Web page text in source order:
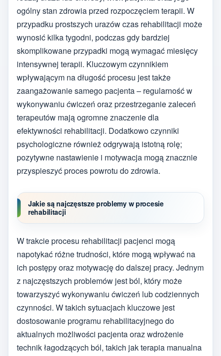
ogólny stan zdrowia przed rozpoczęciem terapii. W
przypadku prostszych urazów czas rehabilitacji może
wynosić kilka tygodni, podczas gdy bardziej
skomplikowane przypadki mogą wymagać miesięcy
intensywnej terapii. Kluczowym czynnikiem
wpływającym na długość procesu jest także
zaangażowanie samego pacjenta – regularność w
wykonywaniu ćwiczeń oraz przestrzeganie zaleceń
terapeutów mają ogromne znaczenie dla
efektywności rehabilitacji. Dodatkowo czynniki
psychologiczne również odgrywają istotną rolę;
pozytywne nastawienie i motywacja mogą znacznie
przyspieszyć proces powrotu do zdrowia.
Jakie są najczęstsze problemy w procesie
rehabilitacji
W trakcie procesu rehabilitacji pacjenci mogą
napotykać różne trudności, które mogą wpływać na
ich postępy oraz motywację do dalszej pracy. Jednym
z najczęstszych problemów jest ból, który może
towarzyszyć wykonywaniu ćwiczeń lub codziennych
czynności. W takich sytuacjach kluczowe jest
dostosowanie programu rehabilitacyjnego do
aktualnych możliwości pacjenta oraz wdrożenie
technik łagodzących ból, takich jak terapia manualna